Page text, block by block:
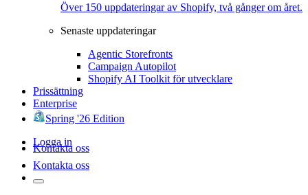
Över 150 uppdateringar av Shopify, två gånger om året.
Senaste uppdateringar
Agentic Storefronts
Campaign Autopilot
Shopify AI Toolkit för utvecklare
Prissättning
Enterprise
Spring '26 Edition
Logga in
Kontakta oss
Kontakta oss